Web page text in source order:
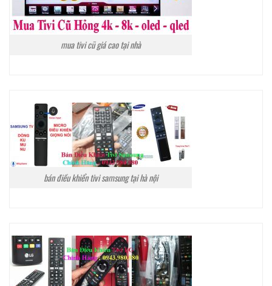
mua tivi cũ giá cao tại nhà
bán điều khiển tivi samsung tại hà nội